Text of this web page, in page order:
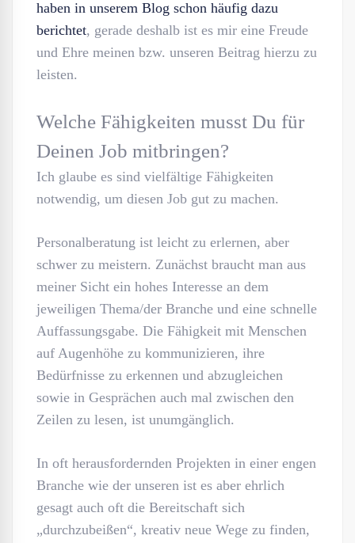
haben in unserem Blog schon häufig dazu
berichtet, gerade deshalb ist es mir eine Freude
und Ehre meinen bzw. unseren Beitrag hierzu zu
leisten.
Welche Fähigkeiten musst Du für
Deinen Job mitbringen?
Ich glaube es sind vielfältige Fähigkeiten
notwendig, um diesen Job gut zu machen.
Personalberatung ist leicht zu erlernen, aber
schwer zu meistern. Zunächst braucht man aus
meiner Sicht ein hohes Interesse an dem
jeweiligen Thema/der Branche und eine schnelle
Auffassungsgabe. Die Fähigkeit mit Menschen
auf Augenhöhe zu kommunizieren, ihre
Bedürfnisse zu erkennen und abzugleichen
sowie in Gesprächen auch mal zwischen den
Zeilen zu lesen, ist unumgänglich.
In oft herausfordernden Projekten in einer engen
Branche wie der unseren ist es aber ehrlich
gesagt auch oft die Bereitschaft sich
„durchzubeißen“, kreativ neue Wege zu finden,